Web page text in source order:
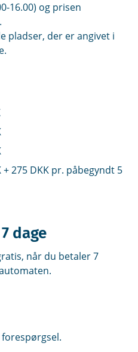
16.00) og prisen
pladser, der er angivet i
275 DKK pr. påbegyndt 5
dage
når du betaler 7